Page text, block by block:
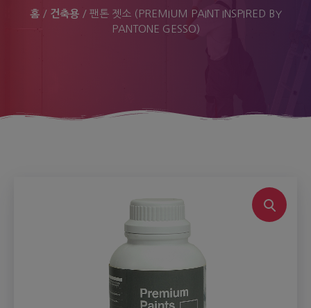
홈/ 건축용/ 팬톤 젯소 (PREMIUM PAINT INSPIRED BY
PANTONE GESSO)